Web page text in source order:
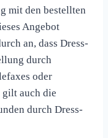
mit den bestellten
Angebot
an, dass Dress-
durch
oder
auch die
durch Dress-